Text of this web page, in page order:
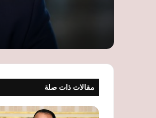
مقالات ذات صلة